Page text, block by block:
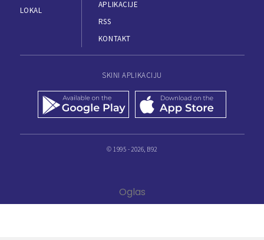
LOKAL
APLIKACIJE
RSS
KONTAKT
SKINI APLIKACIJU
© 1995 - 2026, B92